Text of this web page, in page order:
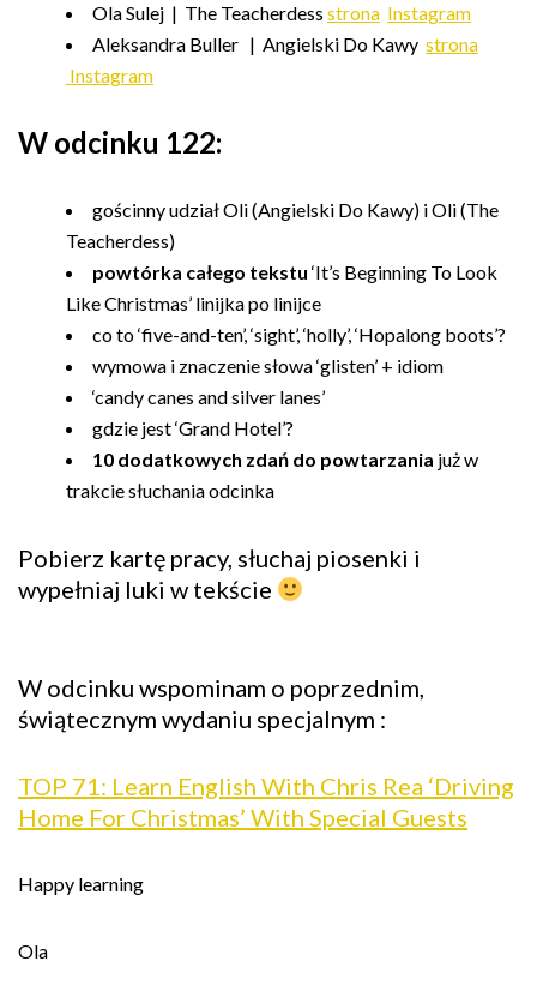
Ola Sulej | The Teacherdess strona Instagram
Aleksandra Buller | Angielski Do Kawy strona
Instagram
W odcinku 122:
gościnny udział Oli (Angielski Do Kawy) i Oli (The
Teacherdess)
powtórka całego tekstu ‘It’s Beginning To Look
Like Christmas’ linijka po linijce
co to ‘five-and-ten’, ‘sight’, ‘holly’, ‘Hopalong boots’?
wymowa i znaczenie słowa ‘glisten’ + idiom
‘candy canes and silver lanes’
gdzie jest ‘Grand Hotel’?
10 dodatkowych zdań do powtarzania już w
trakcie słuchania odcinka
Pobierz kartę pracy, słuchaj piosenki i
wypełniaj luki w tekście
W odcinku wspominam o poprzednim,
świątecznym wydaniu specjalnym :
TOP 71: Learn English With Chris Rea ‘Driving
Home For Christmas’ With Special Guests
Happy learning
Ola